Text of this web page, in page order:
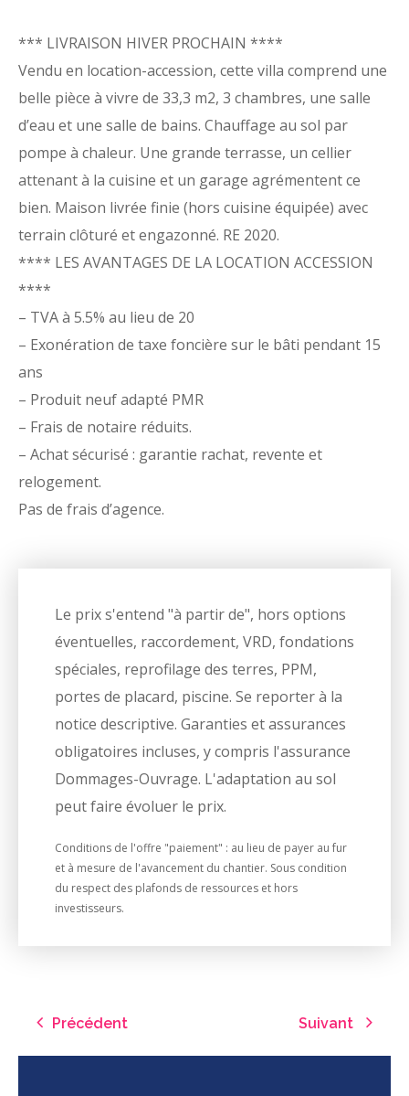
*** LIVRAISON HIVER PROCHAIN ****
Vendu en location-accession, cette villa comprend une
belle pièce à vivre de 33,3 m2, 3 chambres, une salle
d’eau et une salle de bains. Chauffage au sol par
pompe à chaleur. Une grande terrasse, un cellier
attenant à la cuisine et un garage agrémentent ce
bien. Maison livrée finie (hors cuisine équipée) avec
terrain clôturé et engazonné. RE 2020.
**** LES AVANTAGES DE LA LOCATION ACCESSION
****
– TVA à 5.5% au lieu de 20
– Exonération de taxe foncière sur le bâti pendant 15
ans
– Produit neuf adapté PMR
– Frais de notaire réduits.
– Achat sécurisé : garantie rachat, revente et
relogement.
Pas de frais d’agence.
Le prix s'entend "à partir de", hors options
éventuelles, raccordement, VRD, fondations
spéciales, reprofilage des terres, PPM,
portes de placard, piscine. Se reporter à la
notice descriptive. Garanties et assurances
obligatoires incluses, y compris l'assurance
Dommages-Ouvrage. L'adaptation au sol
peut faire évoluer le prix.
Conditions de l'offre "paiement" : au lieu de payer au fur
et à mesure de l'avancement du chantier. Sous condition
du respect des plafonds de ressources et hors
investisseurs.
Précédent Suivant